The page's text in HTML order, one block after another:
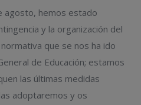
agosto, hemos estado
y la organización del
que se nos ha ido
de Educación; estamos
las últimas medidas
adoptaremos y os